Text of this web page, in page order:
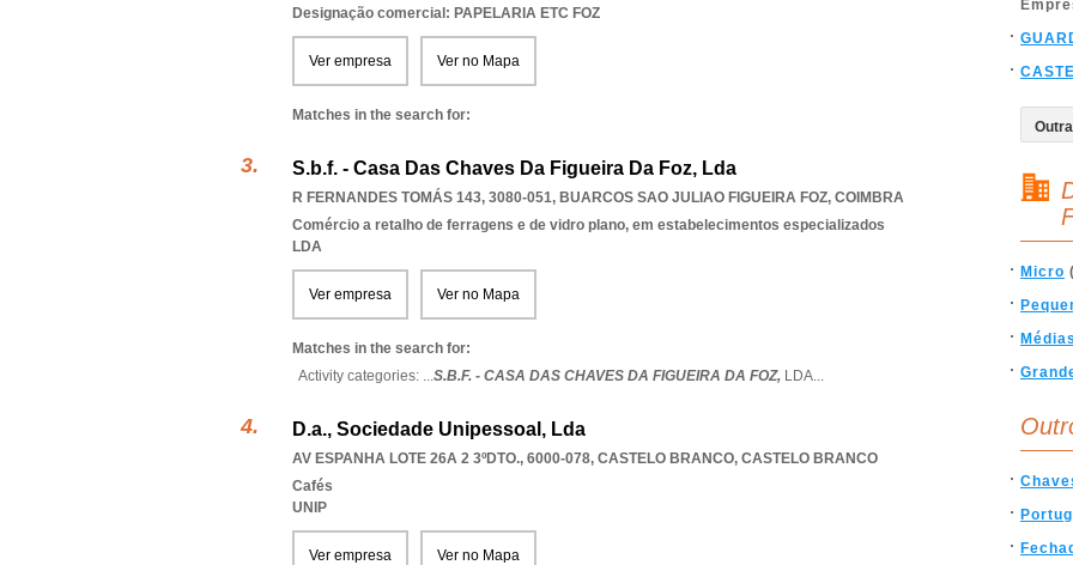
Designação comercial: PAPELARIA ETC FOZ
Ver empresa Ver no Mapa
Matches in the search for:
S.b.f. - Casa Das Chaves Da Figueira Da Foz, Lda
R FERNANDES TOMÁS 143, 3080-051, BUARCOS SAO JULIAO FIGUEIRA FOZ, COIMBRA
Comércio a retalho de ferragens e de vidro plano, em estabelecimentos especializados
LDA
Ver empresa Ver no Mapa
Matches in the search for:
Activity categories: ...S.B.F. - CASA DAS CHAVES DA FIGUEIRA DA FOZ, LDA...
D.a., Sociedade Unipessoal, Lda
AV ESPANHA LOTE 26A 2 3ºDTO., 6000-078, CASTELO BRANCO, CASTELO BRANCO
Cafés
UNIP
Ver empresa Ver no Mapa
Micro
Médias